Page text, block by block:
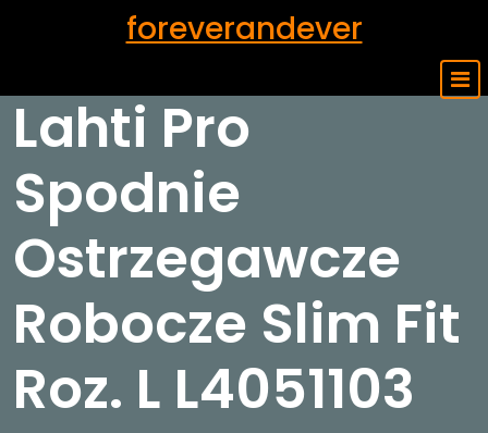
foreverandever
Lahti Pro
Spodnie
Ostrzegawcze
Robocze Slim Fit
Roz. L L4051103